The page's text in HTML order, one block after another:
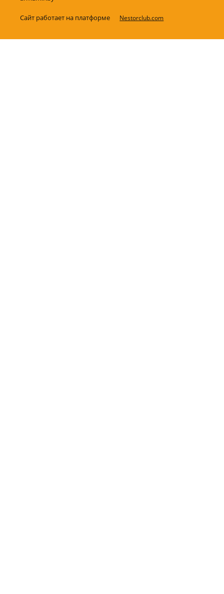
Сайт работает на платформе Nestorclub.com